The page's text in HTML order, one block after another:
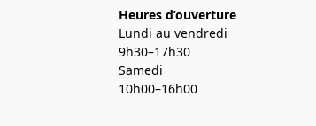
Heures d’ouverture
Lundi au vendredi
9h30–17h30
Samedi
10h00–16h00